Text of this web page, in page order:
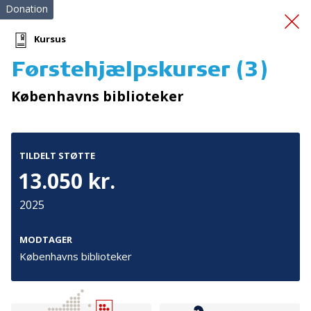
Førstehjælpskurser
Donation
Kursus
Førstehjælpskurser (3)
Københavns biblioteker
TILDELT STØTTE
13.050 kr.
2025
MODTAGER
Københavns biblioteker
Tilmeld nyhedsbrev
De seneste nyheder om TrygFondens og TryghedsGruppens
aktiviteter direkte i din indbakke.
Tilmeld